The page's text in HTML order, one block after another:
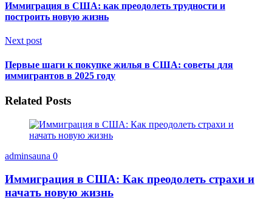
Иммиграция в США: как преодолеть трудности и
построить новую жизнь
Next post
Первые шаги к покупке жилья в США: советы для
иммигрантов в 2025 году
Related Posts
adminsauna 0
Иммиграция в США: Как преодолеть страхи и
начать новую жизнь